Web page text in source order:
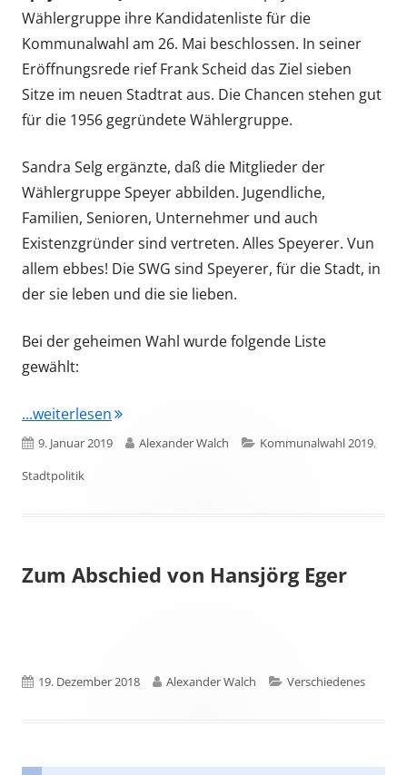
Wählergruppe ihre Kandidatenliste für die
Kommunalwahl am 26. Mai beschlossen. In seiner
Eröffnungsrede rief Frank Scheid das Ziel sieben
Sitze im neuen Stadtrat aus. Die Chancen stehen gut
für die 1956 gegründete Wählergruppe.
Sandra Selg ergänzte, daß die Mitglieder der
Wählergruppe Speyer abbilden. Jugendliche,
Familien, Senioren, Unternehmer und auch
Existenzgründer sind vertreten. Alles Speyerer. Vun
allem ebbes! Die SWG sind Speyerer, für die Stadt, in
der sie leben und die sie lieben.
Bei der geheimen Wahl wurde folgende Liste
gewählt:
...weiterlesen"Kommunalwahl 2019: Speyerer
Veröffentlicht
am
9. Januar 2019 Autor
Alexander Walch Kategorien
Kommunalwahl 2019,
Stadtpolitik
Zum Abschied von Hansjörg Eger
Veröffentlicht
19. Dezember 2018 Autor
Alexander Walch Kategorien
Verschiedenes